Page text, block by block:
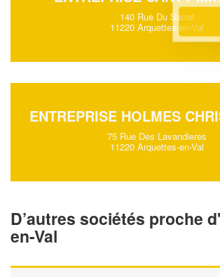
140 Rue Du Sarrat
11220 Arquettes-en-Val
ENTREPRISE HOLMES
75 Rue Des Lavandieres
11220 Arquettes-en-Val
D’autres sociétés proche
en-Val
En savoir